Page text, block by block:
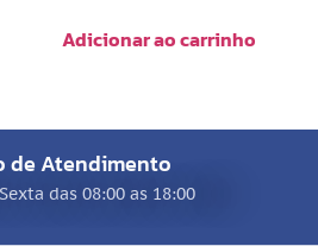
Adicionar ao carrinho
de Atendimento
das 08:00 as 18:00